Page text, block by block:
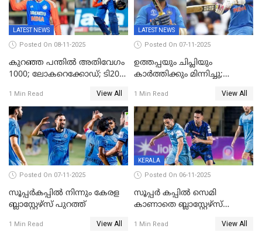
LATEST NEWS
Posted On 08-11-2025
കുറഞ്ഞ പന്തിൽ അതിവേഗം
1000; ലോകറെക്കോഡ്; ടി20
അപൂര്‍വനേട്ടവുമായി
അഭിഷേക് ശർമ
1 Min Read View All
LATEST NEWS
Posted On 07-11-2025
ഉത്തപ്പയും ചിപ്ലിയും
കാർത്തിക്കും മിന്നിച്ചു;
ഇന്ത്യ; ഹോങ്കോങ് സിക്സസ്
ക്രിക്കറ്റ് ടൂർണമെന്റിൽ ജയം
1 Min Read View All
Posted On 07-11-2025
സൂപ്പര്‍കപ്പില്‍ നിന്നും കേരള
ബ്ലാസ്റ്റേഴ്‌സ് പുറത്ത്
1 Min Read View All
KERALA
Posted On 06-11-2025
സൂപ്പർ കപ്പിൽ സെമി
കാണാതെ ബ്ലാസ്റ്റേഴ്സ്
1 Min Read View All